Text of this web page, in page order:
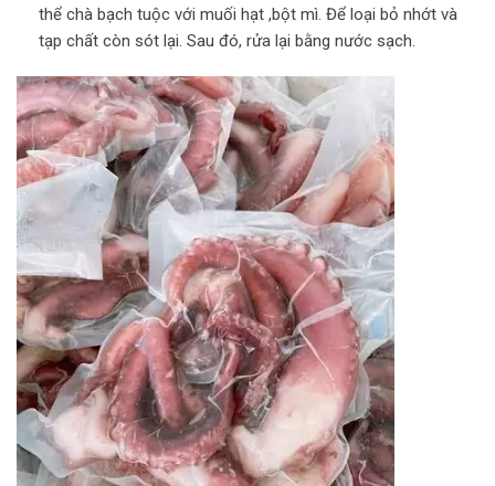
thể chà bạch tuộc với muối hạt ,bột mì. Để loại bỏ nhớt và
tạp chất còn sót lại. Sau đó, rửa lại bằng nước sạch.